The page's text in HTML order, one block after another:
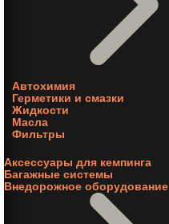
Автохимия
Герметики и смазки
Жидкости
Масла
Фильтры
Аксессуары для кемпинга
Багажные системы
Внедорожное оборудование